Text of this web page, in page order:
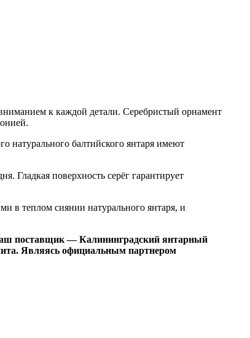
к каждой детали. Серебристый орнамент
натурального балтийского янтаря имеют
Гладкая поверхность серёг гарантирует
в теплом сиянии натурального янтаря, и
поставщик — Калининградский янтарный
Являясь официальным партнером